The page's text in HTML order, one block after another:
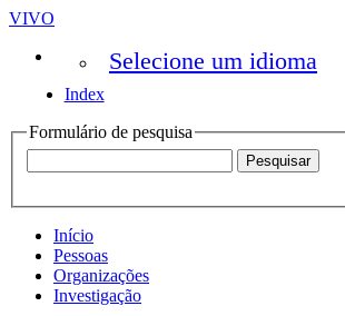
VIVO
Selecione um idioma
Index
Formulário de pesquisa
Início
Pessoas
Organizações
Investigação